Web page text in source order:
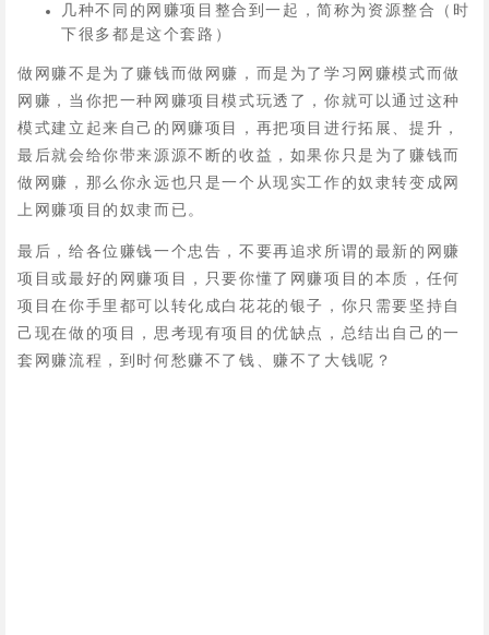
几种不同的网赚项目整合到一起，简称为资源整合（时
下很多都是这个套路）
做网赚不是为了赚钱而做网赚，而是为了学习网赚模式而做
网赚，当你把一种网赚项目模式玩透了，你就可以通过这种
模式建立起来自己的网赚项目，再把项目进行拓展、提升，
最后就会给你带来源源不断的收益，如果你只是为了赚钱而
做网赚，那么你永远也只是一个从现实工作的奴隶转变成网
上网赚项目的奴隶而已。
最后，给各位赚钱一个忠告，不要再追求所谓的最新的网赚
项目或最好的网赚项目，只要你懂了网赚项目的本质，任何
项目在你手里都可以转化成白花花的银子，你只需要坚持自
己现在做的项目，思考现有项目的优缺点，总结出自己的一
套网赚流程，到时何愁赚不了钱、赚不了大钱呢？